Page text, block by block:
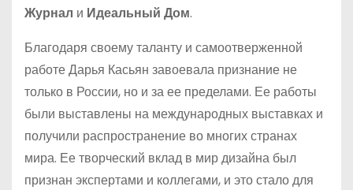
Журнал и Идеальный Дом.
Благодаря своему таланту и самоотверженной
работе Дарья Касьян завоевала признание не
только в России, но и за ее пределами. Ее работы
были выставлены на международных выставках и
получили распространение во многих странах
мира. Ее творческий вклад в мир дизайна был
признан экспертами и коллегами, и это стало для